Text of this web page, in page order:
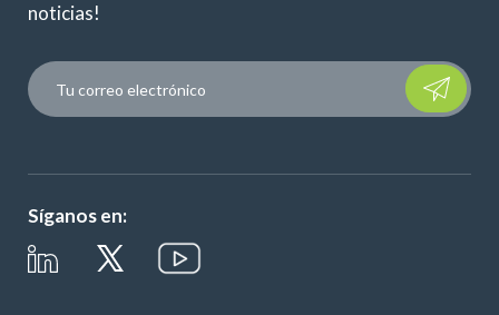
noticias!
Please
Síganos en: